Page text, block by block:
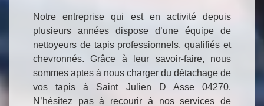
Notre entreprise qui est en activité depuis
plusieurs années dispose d’une équipe de
nettoyeurs de tapis professionnels, qualifiés et
chevronnés. Grâce à leur savoir-faire, nous
sommes aptes à nous charger du détachage de
vos tapis à Saint Julien D Asse 04270.
N’hésitez pas à recourir à nos services de